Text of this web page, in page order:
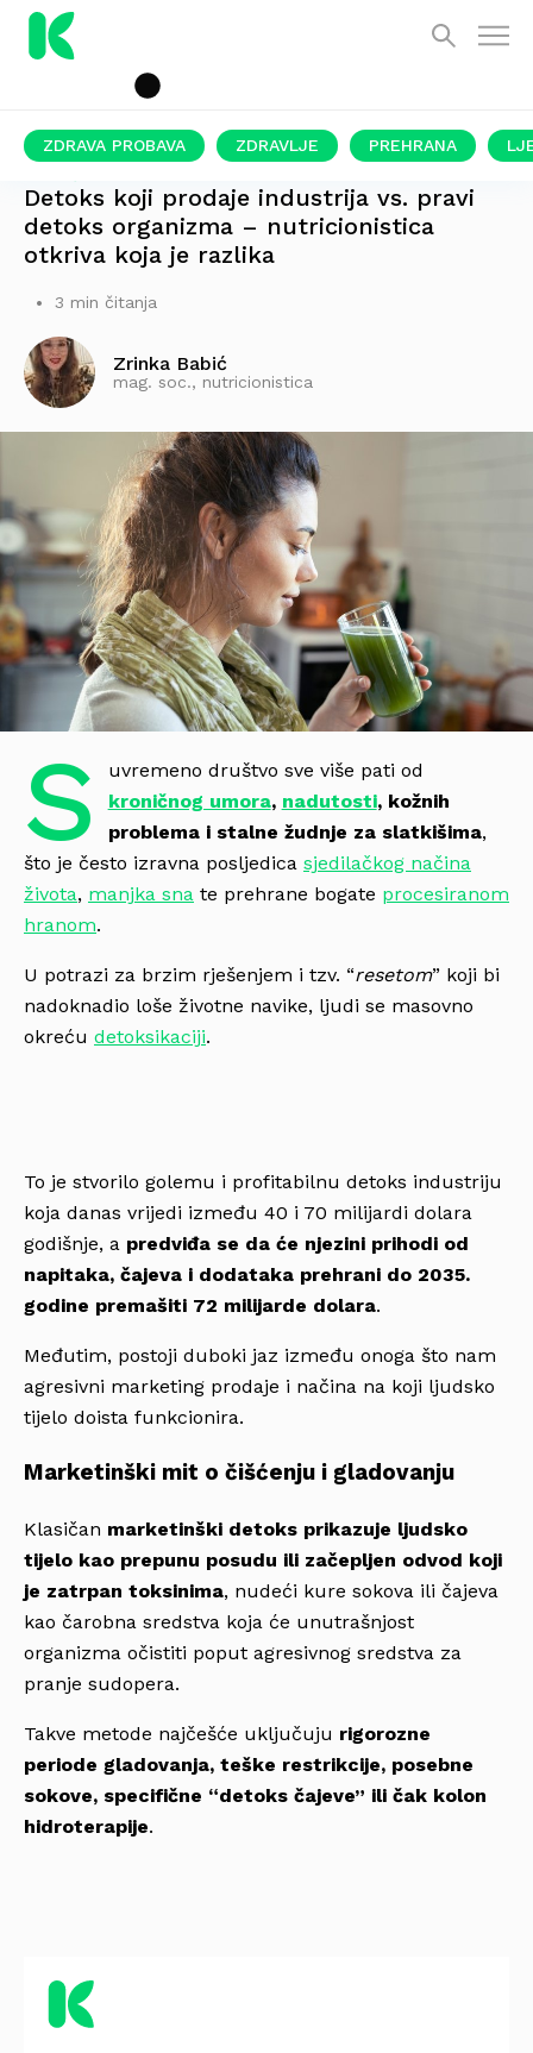
ZDRAVA PROBAVA ZDRAVLJE PREHRANA
Detoks koji prodaje industrija vs. pravi
detoks organizma – nutricionistica
otkriva koja je razlika
3 min čitanja
Zrinka Babić
mag. soc., nutricionistica
S
uvremeno društvo sve više pati od
kroničnog umora, nadutosti, kožnih
problema i stalne žudnje za slatkišima,
što je često izravna posljedica sjedilačkog načina
života, manjka sna te prehrane bogate procesiranom
hranom.
U potrazi za brzim rješenjem i tzv. “resetom” koji bi
nadoknadio loše životne navike, ljudi se masovno
okreću detoksikaciji.
To je stvorilo golemu i profitabilnu detoks industriju
koja danas vrijedi između 40 i 70 milijardi dolara
godišnje, a predviđa se da će njezini prihodi od
napitaka, čajeva i dodataka prehrani do 2035.
godine premašiti 72 milijarde dolara.
Međutim, postoji duboki jaz između onoga što nam
agresivni marketing prodaje i načina na koji ljudsko
tijelo doista funkcionira.
Marketinški mit o čišćenju i gladovanju
Klasičan marketinški detoks prikazuje ljudsko
tijelo kao prepunu posudu ili začepljen odvod koji
je zatrpan toksinima, nudeći kure sokova ili čajeva
kao čarobna sredstva koja će unutrašnjost
organizma očistiti poput agresivnog sredstva za
pranje sudopera.
Takve metode najčešće uključuju rigorozne
periode gladovanja, teške restrikcije, posebne
sokove, specifične “detoks čajeve” ili čak kolon
hidroterapije.